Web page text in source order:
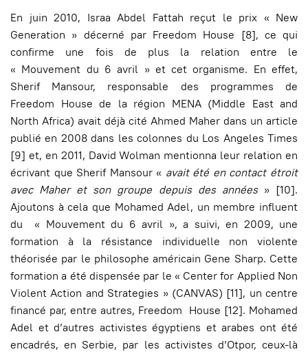
En juin 2010, Israa Abdel Fattah reçut le prix « New
Generation » décerné par Freedom House [8], ce qui
confirme une fois de plus la relation entre le
« Mouvement du 6 avril » et cet organisme. En effet,
Sherif Mansour, responsable des programmes de
Freedom House de la région MENA (Middle East and
North Africa) avait déjà cité Ahmed Maher dans un article
publié en 2008 dans les colonnes du Los Angeles Times
[9] et, en 2011, David Wolman mentionna leur relation en
écrivant que Sherif Mansour « avait été en contact étroit
avec Maher et son groupe depuis des années» [10].
Ajoutons à cela que Mohamed Adel, un membre influent
du « Mouvement du 6 avril », a suivi, en 2009, une
formation à la résistance individuelle non violente
théorisée par le philosophe américain Gene Sharp. Cette
formation a été dispensée par le « Center for Applied Non
Violent Action and Strategies » (CANVAS) [11], un centre
financé par, entre autres, Freedom House [12]. Mohamed
Adel et d’autres activistes égyptiens et arabes ont été
encadrés, en Serbie, par les activistes d’Otpor, ceux-là